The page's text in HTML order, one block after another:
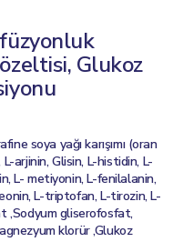
Glukoz
soya yağı karışımı (oran
arjinin, Glisin, L-histidin, L-
L- metiyonin, L-fenilalanin,
L-triptofan, L-tirozin, L-
,Sodyum gliserofosfat,
klorür ,Glukoz